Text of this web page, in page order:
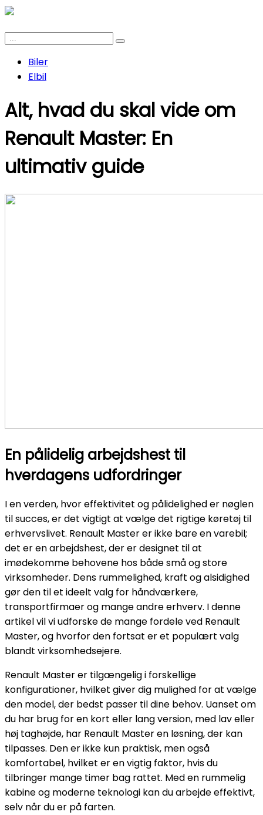
Biler
Elbil
Alt, hvad du skal vide om
Renault Master: En
ultimativ guide
En pålidelig arbejdshest til
hverdagens udfordringer
I en verden, hvor effektivitet og pålidelighed er nøglen
til succes, er det vigtigt at vælge det rigtige køretøj til
erhvervslivet. Renault Master er ikke bare en varebil;
det er en arbejdshest, der er designet til at
imødekomme behovene hos både små og store
virksomheder. Dens rummelighed, kraft og alsidighed
gør den til et ideelt valg for håndværkere,
transportfirmaer og mange andre erhverv. I denne
artikel vil vi udforske de mange fordele ved Renault
Master, og hvorfor den fortsat er et populært valg
blandt virksomhedsejere.
Renault Master er tilgængelig i forskellige
konfigurationer, hvilket giver dig mulighed for at vælge
den model, der bedst passer til dine behov. Uanset om
du har brug for en kort eller lang version, med lav eller
høj taghøjde, har Renault Master en løsning, der kan
tilpasses. Den er ikke kun praktisk, men også
komfortabel, hvilket er en vigtig faktor, hvis du
tilbringer mange timer bag rattet. Med en rummelig
kabine og moderne teknologi kan du arbejde effektivt,
selv når du er på farten.